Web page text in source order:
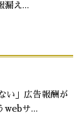
漏え...
い」広告報酬が
webサ...